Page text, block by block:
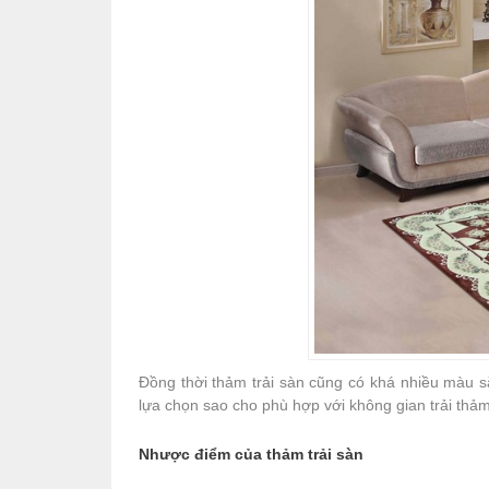
Đồng thời thảm trải sàn cũng có khá nhiều màu
lựa chọn sao cho phù hợp với không gian trải
Nhược điểm của thảm trải sàn